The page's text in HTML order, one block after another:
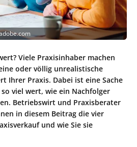
Viele Praxisinhaber machen
oder völlig unrealistische
Ihrer Praxis. Dabei ist eine Sache
viel wert, wie ein Nachfolger
Betriebswirt und Praxisberater
in diesem Beitrag die vier
und wie Sie sie